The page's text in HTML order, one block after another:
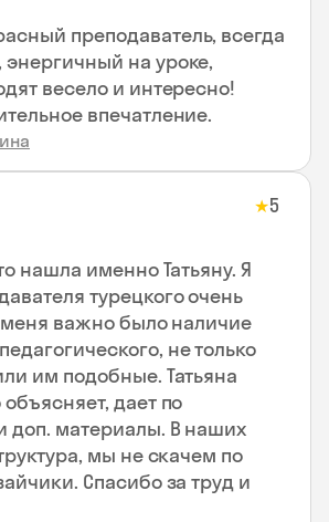
преподаватель, всегда
на уроке,
весело и интересно!
впечатление.
★5
нашла именно Татьяну. Я
турецкого очень
меня важно было наличие
не только
им подобные. Татьяна
дает по
доп. материалы. В наших
мы не скачем по
Спасибо за труд и